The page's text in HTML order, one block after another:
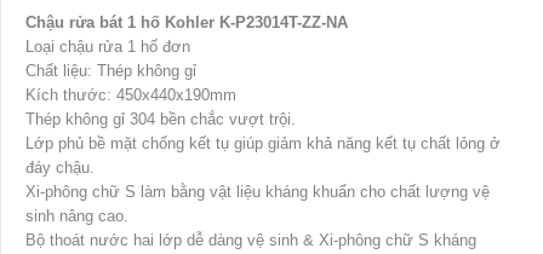
Chậu rửa bát 1 hố Kohler K-P23014T-ZZ-NA
Loại chậu rửa 1 hố đơn
Chất liệu: Thép không gỉ
Kích thước: 450x440x190mm
Thép không gỉ 304 bền chắc vượt trội.
Lớp phủ bề mặt chống kết tụ giúp giảm khả năng kết tụ chất lỏng ở
đáy chậu.
Xi-phông chữ S làm bằng vật liệu kháng khuẩn cho chất lượng vệ
sinh nâng cao.
Bộ thoát nước hai lớp dễ dàng vệ sinh & Xi-phông chữ S kháng